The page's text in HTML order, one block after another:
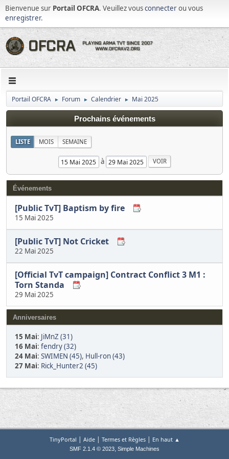
Bienvenue sur Portail OFCRA. Veuillez vousconnecterou vous
enregistrer.
Portail OFCRA ► Forum ► Calendrier ► Mai 2025
Prochains événements
LISTE MOIS SEMAINE
à
Événements
[Public TvT] Baptism by fire
15 Mai 2025
[Public TvT] Not Cricket
22 Mai 2025
[Official TvT campaign] Contract Conflict 3 M1 :
Torn Standa
29 Mai 2025
Anniversaires
15 Mai: JiMnZ (31)
16 Mai: fendry (32)
24 Mai: SWIMEN (45), Hull-ron (43)
27 Mai: Rick_Hunter2 (45)
TinyPortal | Aide| Termes et Règles| En haut ▲
SMF 2.1.4 © 2023, Simple Machines